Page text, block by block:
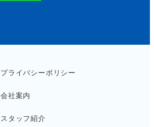
プライバシーポリシー
会社案内
スタッフ紹介